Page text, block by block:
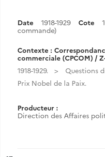
Date 1918-1929 Cote
commande)
Contexte :
commerciale (CPCOM) /
1918-1929.
Questions
Prix Nobel de la Paix.
Producteur :
Direction des Affaires